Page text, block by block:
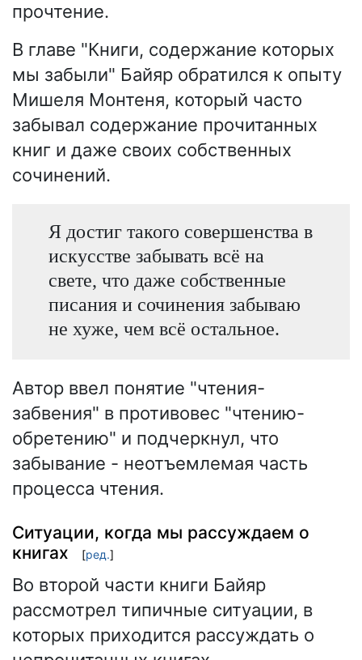
прочтение.
В главе "Книги, содержание которых
мы забыли" Байяр обратился к опыту
Мишеля Монтеня, который часто
забывал содержание прочитанных
книг и даже своих собственных
сочинений.
Я достиг такого совершенства в
искусстве забывать всё на
свете, что даже собственные
писания и сочинения забываю
не хуже, чем всё остальное.
Автор ввел понятие "чтения-
забвения" в противовес "чтению-
обретению" и подчеркнул, что
забывание - неотъемлемая часть
процесса чтения.
Ситуации, когда мы рассуждаем о
книгах
[ред.]
Во второй части книги Байяр
рассмотрел типичные ситуации, в
которых приходится рассуждать о